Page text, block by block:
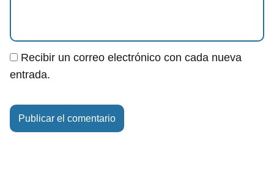
Recibir un correo electrónico con cada nueva
entrada.